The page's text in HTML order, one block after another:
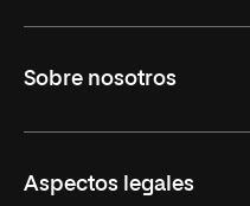
Derecho
Empresa
Sobre nosotros
Nuestro Equipo
Aspectos legales